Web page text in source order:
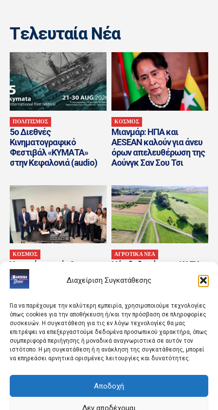
Διαχείριση Συγκατάθεσης
Για να παρέχουμε την καλύτερη εμπειρία, χρησιμοποιούμε τεχνολογίες
όπως cookies για την αποθήκευση ή/και την πρόσβαση σε πληροφορίες
συσκευών. Η συγκατάθεση για τις εν λόγω τεχνολογίες θα μας
επιτρέψει να επεξεργαστούμε δεδομένα προσωπικού χαρακτήρα, όπως
συμπεριφορά περιήγησης ή μοναδικά αναγνωριστικά σε αυτόν τον
ιστότοπο. Η μη συγκατάθεση ή η ανάκληση της συγκατάθεσης, μπορεί
να επηρεάσει αρνητικά ορισμένες λειτουργίες και δυνατότητες.
Αποδοχή
Δεν αποδέχομαι
Tελευταία Nέα
ΠΟΛΙΤΙΣΜΟΣ
5ο Διεθνές
Κινηματογραφικό
Φεστιβάλ «ΚΥΜΑΤΑ»
στην Κεφαλονιά (audio)
ΚΟΣΜΟΣ
Μιανμάρ: ΗΠΑ και
AESEAN καλούν για άνευ
όρων απελευθέρωση της
Αούνγκ Σαν Σου Τσι
ΚΟΣΜΟΣ
Υπεγράφη η σύμβαση για
τα συστήματα
αεροναυτιλίας στο
ΑΓΡΟΤΙΚΑ ΝΕΑ
Νέα δεδομένα για ΚΑΕΚ
και ΑΤΑΚ στα μισθωμένα
χωράφια, που υπάρχουν
Και τώρα διακοπές | Η
ΚΟΣΜΟΣ
Καύσωνας με 48 βαθμούς
Κελσίου «γονατίζει» την